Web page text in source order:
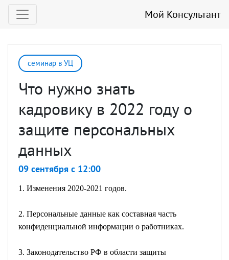
Мой Консультант
семинар в УЦ
Что нужно знать
кадровику в 2022 году о
защите персональных
данных
09 сентября c 12:00
1. Изменения 2020-2021 годов.
2. Персональные данные как составная часть
конфиденциальной информации о работниках.
3. Законодательство РФ в области защиты